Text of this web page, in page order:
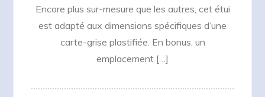
Encore plus sur-mesure que les autres, cet étui
est adapté aux dimensions spécifiques d’une
carte-grise plastifiée. En bonus, un
emplacement […]